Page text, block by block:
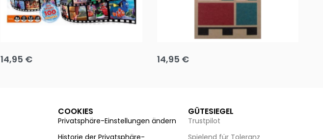
14,95 €
Team up
14,95 €
COOKIES
Privatsphäre-Einstellungen ändern
Historie der Privatsphäre-
GÜTESIEGEL
Trustpilot
Spielend für Toleranz